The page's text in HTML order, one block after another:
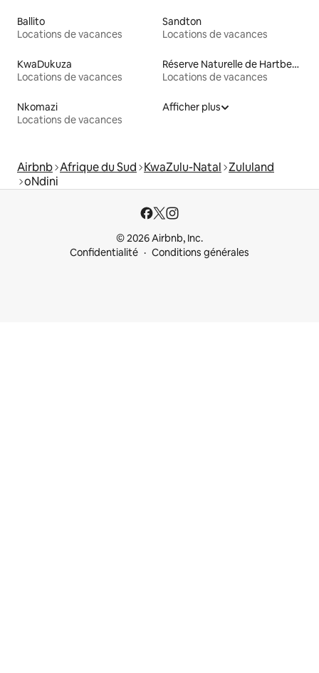
Ballito
Locations de vacances
Sandton
Locations de vacances
KwaDukuza
Locations de vacances
Réserve Naturelle de Hartbeespoort
Locations de vacances
Nkomazi
Locations de vacances
Afficher plus
Airbnb Afrique du Sud KwaZulu-Natal Zululand
oNdini
© 2026 Airbnb, Inc.
Confidentialité
Conditions générales